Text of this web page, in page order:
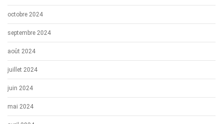
octobre 2024
septembre 2024
août 2024
juillet 2024
juin 2024
mai 2024